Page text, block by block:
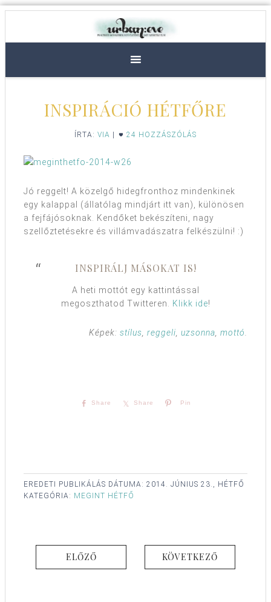
INSPIRÁCIÓ HÉTFŐRE
ÍRTA: VIA 24 HOZZÁSZÓLÁS
Jó reggelt! A közelgő hidegfronthoz mindenkinek
egy kalappal (állatólag mindjárt itt van), különösen
a fejfájósoknak. Kendőket bekészíteni, nagy
szellőztetésekre és villámvadászatra felkészülni! :)
INSPIRÁLJ MÁSOKAT IS!
A heti mottót egy kattintással
megoszthatod Twitteren. Klikk ide!
Képek: stílus, reggeli, uzsonna, mottó.
Share Share Pin
EREDETI PUBLIKÁLÁS DÁTUMA: 2014. JÚNIUS 23., HÉTFŐ
KATEGÓRIA: MEGINT HÉTFŐ
ELŐZŐ KÖVETKEZŐ